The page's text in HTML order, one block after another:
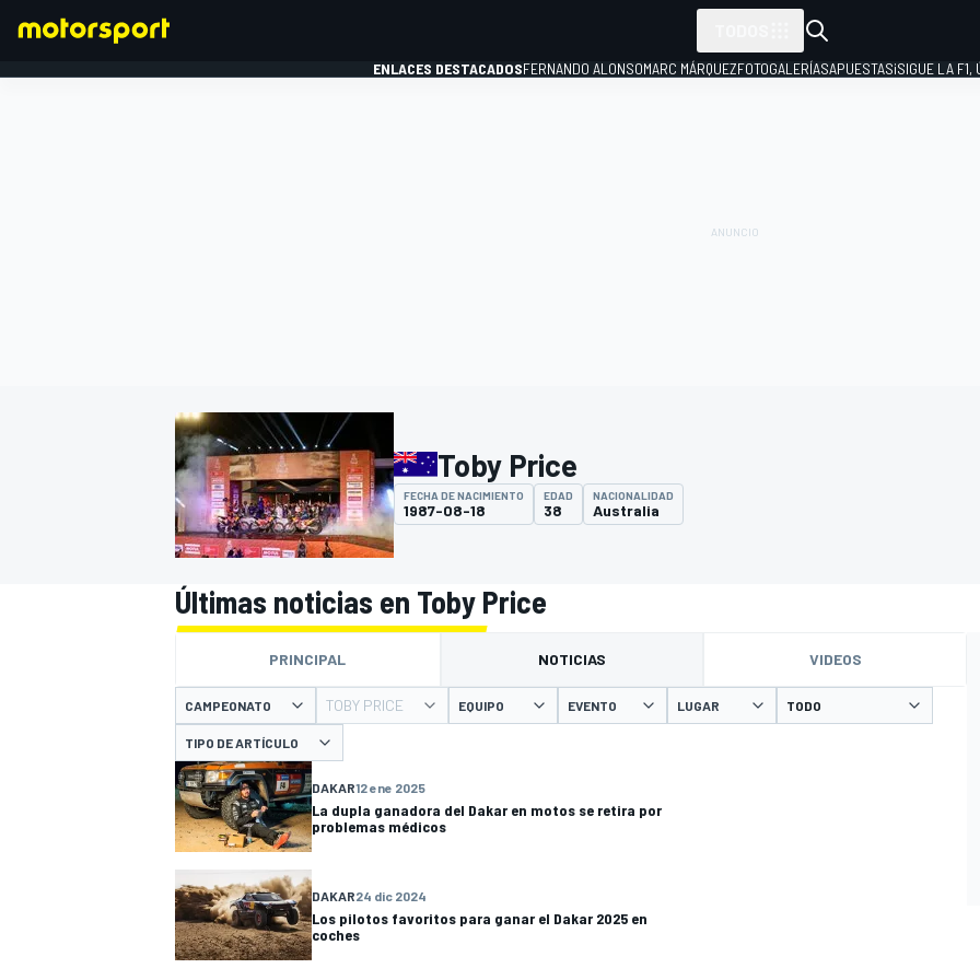
INDYCAR
WEC
ENLACES DESTACADOSFERNANDO ALONSOMARC MÁRQUEZFOTOGALERÍASAPUESTAS¡SIGUE LA F1,
Toby Price
FECHA DE NACIMIENTO
1987-08-18
EDAD
38
NACIONALIDAD
Australia
Últimas noticias en Toby Price
PRINCIPAL NOTICIAS VIDEOS
CAMPEONATO TOBY PRICE EQUIPO EVENTO LUGAR
TIPO DE ARTÍCULO
DAKAR12 ene 2025
La dupla ganadora del Dakar en motos se retira por
problemas médicos
DAKAR24 dic 2024
Los pilotos favoritos para ganar el Dakar 2025 en
coches